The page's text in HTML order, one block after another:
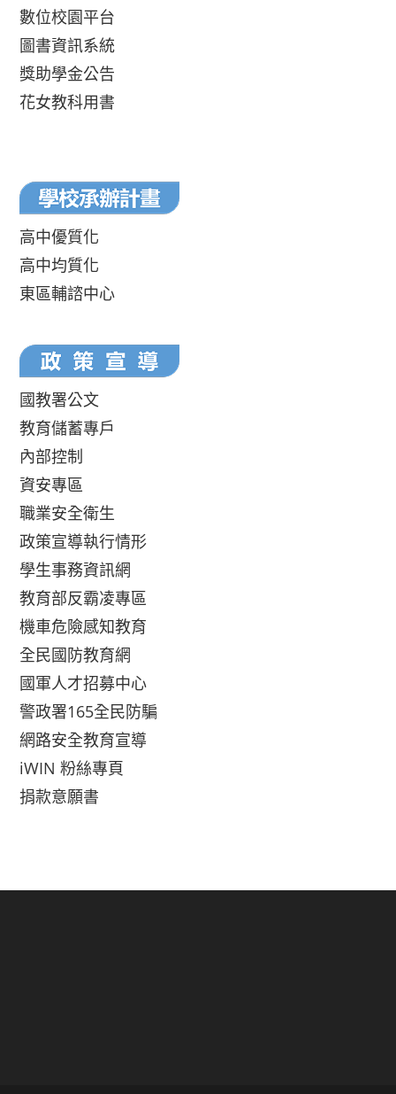
數位校園平台
圖書資訊系統
獎助學金公告
花女教科用書
高中優質化
高中均質化
東區輔諮中心
國教署公文
教育儲蓄專戶
內部控制
資安專區
職業安全衛生
政策宣導執行情形
學生事務資訊網
教育部反霸凌專區
機車危險感知教育
全民國防教育網
國軍人才招募中心
警政署165全民防騙
網路安全教育宣導
iWIN 粉絲專頁
捐款意願書